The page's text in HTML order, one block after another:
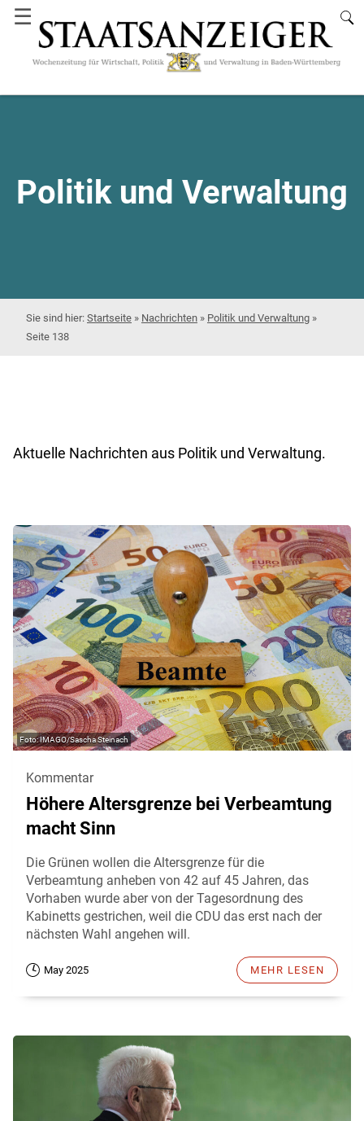
☰
Politik und Verwaltung
Startseite » Nachrichten » Politik und Verwaltung »
Seite 138
Aktuelle Nachrichten aus Politik und Verwaltung.
IMAGO/Sascha Steinach
Kommentar
Höhere Altersgrenze bei Verbeamtung
macht Sinn
Die Grünen wollen die Altersgrenze für die
Verbeamtung anheben von 42 auf 45 Jahren, das
Vorhaben wurde aber von der Tagesordnung des
Kabinetts gestrichen, weil die CDU das erst nach der
nächsten Wahl angehen will.
May 2025 MEHR LESEN